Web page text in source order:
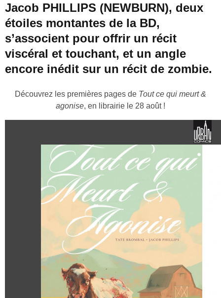
Jacob PHILLIPS (NEWBURN), deux
étoiles montantes de la BD,
s’associent pour offrir un récit
viscéral et touchant, et un angle
encore inédit sur un récit de zombie.
Découvrez les premières pages de Tout ce qui meurt &
agonise, en librairie le 28 août !